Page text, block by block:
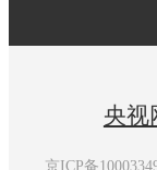
央视
京ICP备